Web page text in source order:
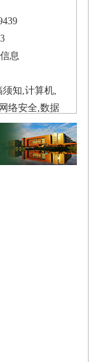
息
知,计算机,
络安全,数据
,